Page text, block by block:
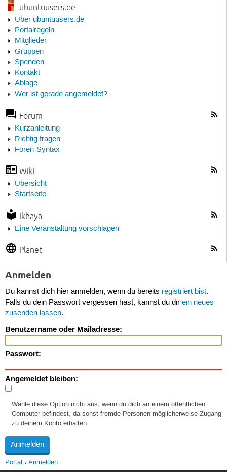
ubuntuusers.de
Über ubuntuusers.de
Portalregeln
Mitglieder
Gruppen
Spenden
Kontakt
Ablage
Wer ist gerade angemeldet?
Forum
Kurzanleitung
Richtig fragen
Foren-Syntax
Wiki
Übersicht
Startseite
Ikhaya
Eine Veranstaltung vorschlagen
Planet
Anmelden
Du kannst dich hier anmelden, wenn du bereits registriert bist.
Falls du dein Passwort vergessen hast, kannst du dir ein neues
zusenden lassen.
Benutzername oder Mailadresse:
Passwort:
Angemeldet bleiben:
Wähle diese Option nicht aus, wenn du dich an einem öffentlichen
Computer befindest, da sonst fremde Personen möglicherweise Zugang
zu deinem Konto erhalten.
Portal Anmelden